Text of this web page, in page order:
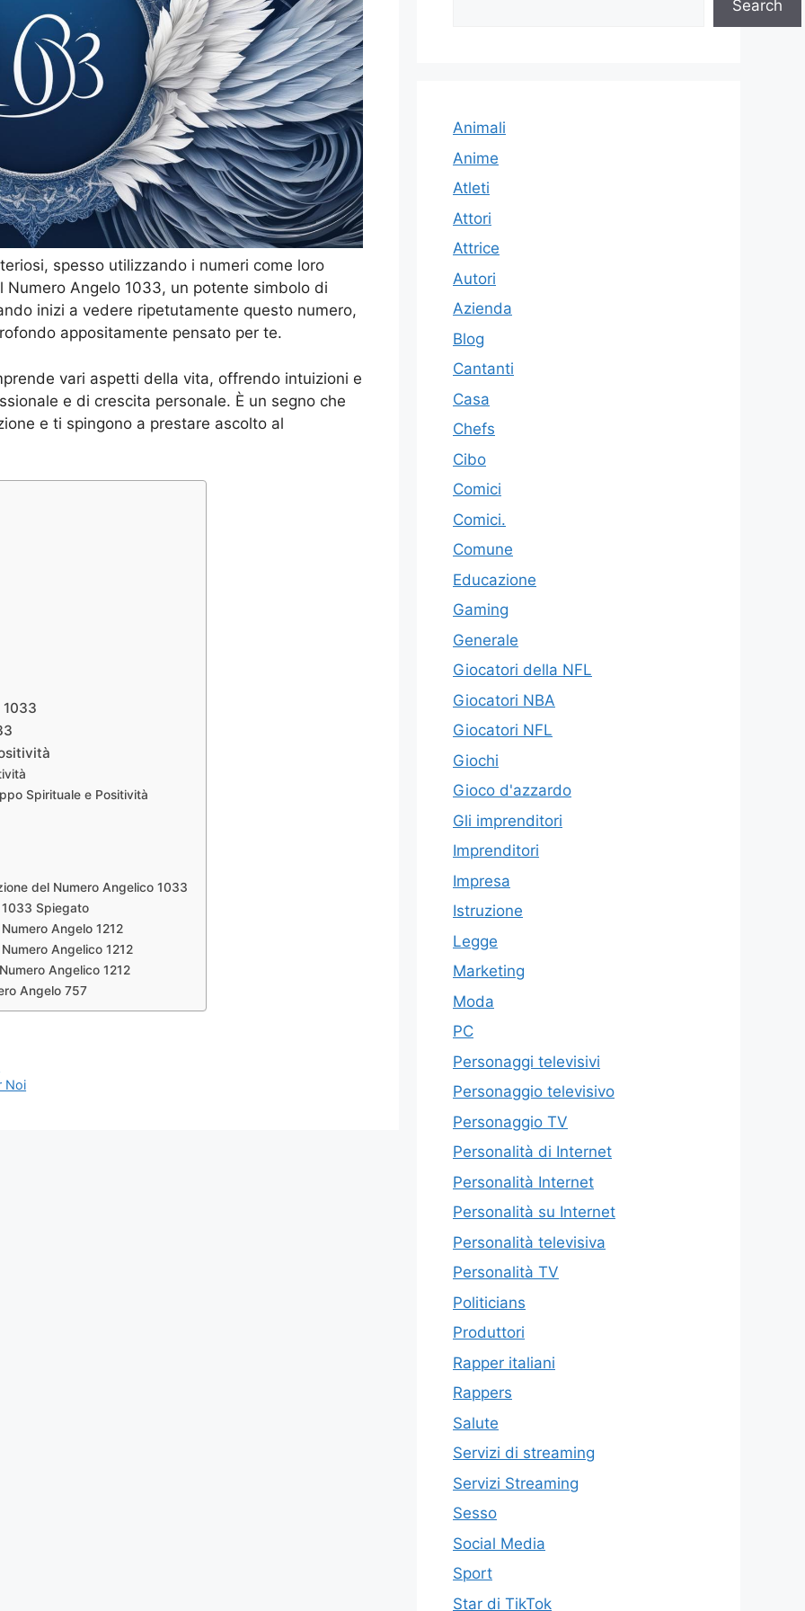
spesso utilizzando i numeri come loro
Angelo 1033, un potente simbolo di
inizi a vedere ripetutamente questo numero,
appositamente pensato per te.
vari aspetti della vita, offrendo intuizioni e
e di crescita personale. È un segno che
e ti spingono a prestare ascolto al
1033
Spirituale e Positività
del Numero Angelico 1033
Spiegato
Angelo 1212
Angelico 1212
Angelico 1212
Angelo 757
Noi
Search
Animali
Anime
Atleti
Attori
Attrice
Autori
Azienda
Blog
Cantanti
Casa
Chefs
Cibo
Comici
Comici.
Comune
Educazione
Gaming
Generale
Giocatori della NFL
Giocatori NBA
Giocatori NFL
Giochi
Gioco d'azzardo
Gli imprenditori
Imprenditori
Impresa
Istruzione
Legge
Marketing
Moda
PC
Personaggi televisivi
Personaggio televisivo
Personaggio TV
Personalità di Internet
Personalità Internet
Personalità su Internet
Personalità televisiva
Personalità TV
Politicians
Produttori
Rapper italiani
Rappers
Salute
Servizi di streaming
Servizi Streaming
Sesso
Social Media
Sport
Star di TikTok